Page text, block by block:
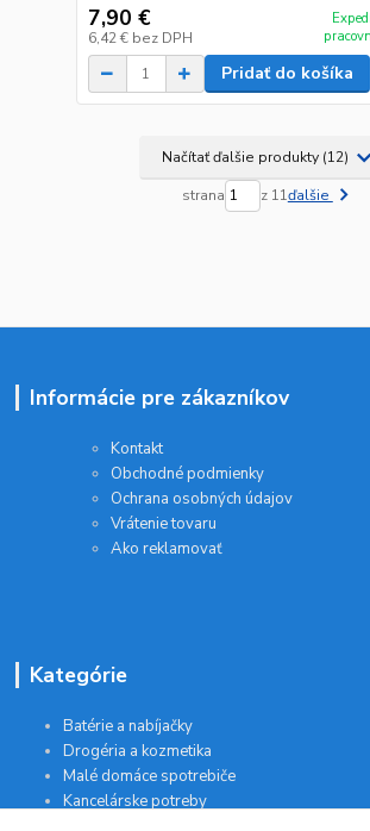
7,90 €
6,42 € bez DPH
Pridať do košíka
Načítať ďalšie produkty (12)
strana z 11ďalšie
Informácie pre zákazníkov
Kontakt
Obchodné podmienky
Ochrana osobných údajov
Vrátenie tovaru
Ako reklamovať
Kategórie
Batérie a nabíjačky
Drogéria a kozmetika
Malé domáce spotrebiče
Kancelárske potreby